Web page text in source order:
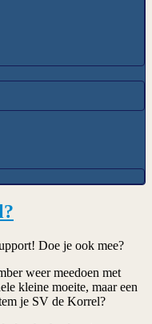
Doe je ook mee?
weer meedoen met
kleine moeite, maar een
je SV de Korrel?